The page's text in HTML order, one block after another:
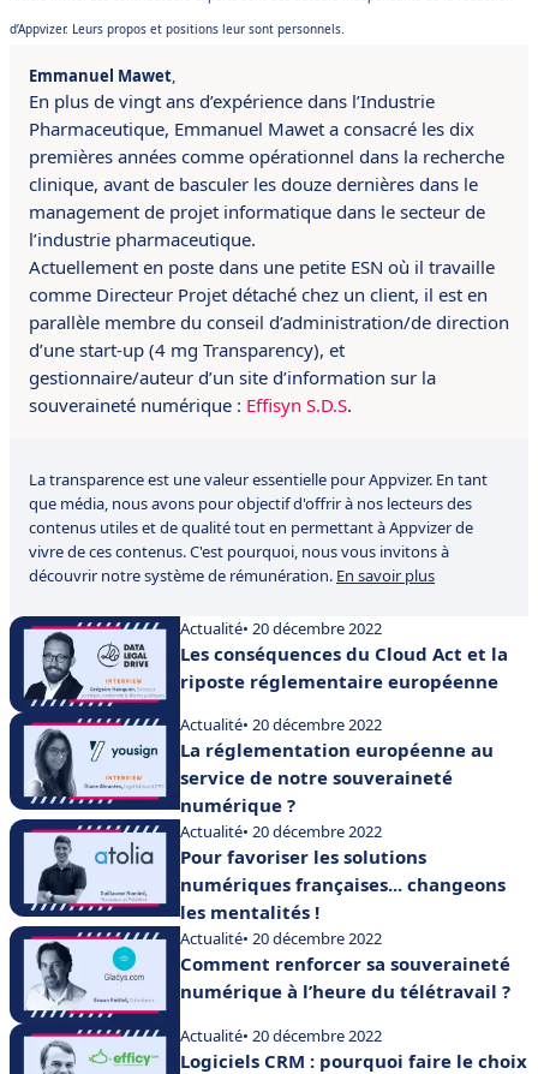
d’Appvizer. Leurs propos et positions leur sont personnels.
Emmanuel Mawet,
En plus de vingt ans d’expérience dans l’Industrie
Pharmaceutique, Emmanuel Mawet a consacré les dix
premières années comme opérationnel dans la recherche
clinique, avant de basculer les douze dernières dans le
management de projet informatique dans le secteur de
l’industrie pharmaceutique.
Actuellement en poste dans une petite ESN où il travaille
comme Directeur Projet détaché chez un client, il est en
parallèle membre du conseil d’administration/de direction
d’une start-up (4 mg Transparency), et
gestionnaire/auteur d’un site d’information sur la
souveraineté numérique : Effisyn S.D.S.
La transparence est une valeur essentielle pour Appvizer. En tant
que média, nous avons pour objectif d'offrir à nos lecteurs des
contenus utiles et de qualité tout en permettant à Appvizer de
vivre de ces contenus. C'est pourquoi, nous vous invitons à
découvrir notre système de rémunération. En savoir plus
Actualité• 20 décembre 2022
Les conséquences du Cloud Act et la
riposte réglementaire européenne
Actualité• 20 décembre 2022
La réglementation européenne au
service de notre souveraineté
numérique ?
Actualité• 20 décembre 2022
Pour favoriser les solutions
numériques françaises... changeons
les mentalités !
Actualité• 20 décembre 2022
Comment renforcer sa souveraineté
numérique à l’heure du télétravail ?
Actualité• 20 décembre 2022
Logiciels CRM : pourquoi faire le choix